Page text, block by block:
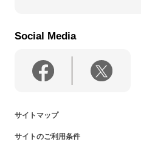
Social Media
サイトマップ
サイトのご利用条件